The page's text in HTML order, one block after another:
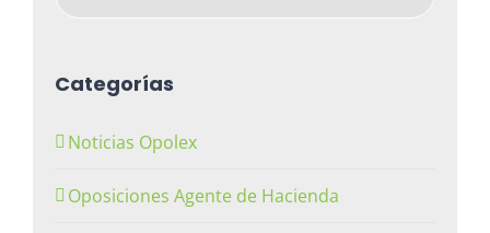
Categorías
Noticias Opolex
Oposiciones Agente de Hacienda